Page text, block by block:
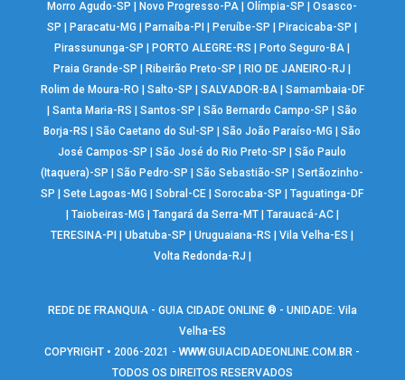
Morro Agudo-SP
Novo Progresso-PA |Olímpia-SP |Osasco-
SP
Paracatu-MG Parnaíba-PI Peruíbe-SP Piracicaba-SP
Pirassununga-SP
PORTO ALEGRE-RS Porto Seguro-BA
Praia Grande-SP
Ribeirão Preto-SP RIO DE JANEIRO-RJ
Rolim de Moura-RO
Salto-SP SALVADOR-BA| Samambaia-DF
|Santa Maria-RS |Santos-SP |São Bernardo Campo-SP |São
Borja-RS
|São Caetano do Sul-SP |São João Paraíso-MG |São
José Campos-SP
|São José do Rio Preto-SP |São Paulo
(Itaquera)-SP
|São Pedro-SP |São Sebastião-SP |Sertãozinho-
SP
|Sete Lagoas-MG |Sobral-CE |Sorocaba-SP |Taguatinga-DF
Taiobeiras-MG Tangará da Serra-MT| Tarauacá-AC|
TERESINA-PI
|Ubatuba-SP |Uruguaiana-RS |Vila Velha-ES
Volta Redonda-RJ
REDE DE FRANQUIA - GUIA CIDADE ONLINE ® - UNIDADE: Vila
Velha-ES
COPYRIGHT • 2006-2021 -WWW.GUIACIDADEONLINE.COM.BR -
TODOS OS DIREITOS RESERVADOS